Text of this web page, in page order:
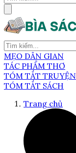
MẸO DÂN GIAN
TÁC PHẨM THƠ
TÓM TẮT TRUYỆN
TÓM TẮT SÁCH
Trang chủ